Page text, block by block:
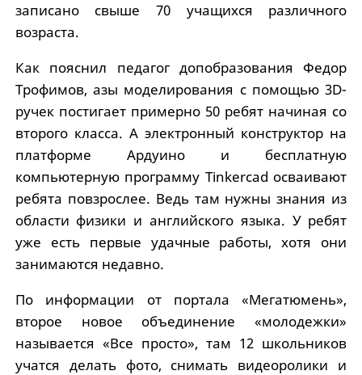
записано свыше 70 учащихся различного
возраста.
Как пояснил педагог допобразования Федор
Трофимов, азы моделирования с помощью 3D-
ручек постигает примерно 50 ребят начиная со
второго класса. А электронный конструктор на
платформе Ардуино и бесплатную
компьютерную программу Tinkercad осваивают
ребята повзрослее. Ведь там нужны знания из
области физики и английского языка. У ребят
уже есть первые удачные работы, хотя они
занимаются недавно.
По информации от портала «Мегатюмень»,
второе новое объединение «молодежки»
называется «Все просто», там 12 школьников
учатся делать фото, снимать видеоролики и